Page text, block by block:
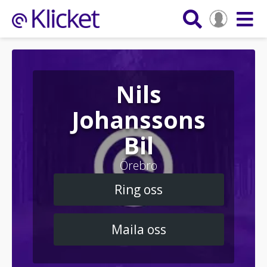
Nils
Johanssons
Bil
Örebro
Ring oss
Maila oss